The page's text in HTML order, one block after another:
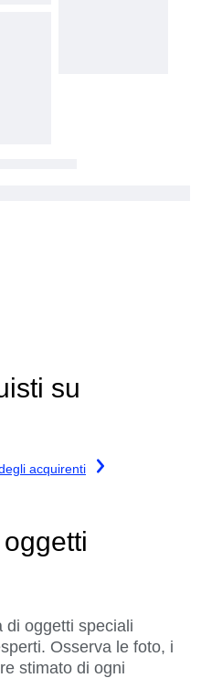
su
acquirenti
di oggetti speciali
Osserva le foto, i
stimato di ogni